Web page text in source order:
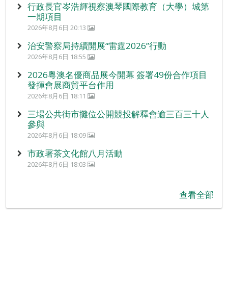
行政長官岑浩輝視察澳琴國際教育（大學）城第
一期項目
2026年8月6日 20:13
治安警察局持續開展“雷霆2026”行動
2026年8月6日 18:55
2026粵澳名優商品展今開幕 簽署49份合作項目
發揮會展商貿平台作用
2026年8月6日 18:11
三場公共街市攤位公開競投解釋會逾三百三十人
參與
2026年8月6日 18:09
市政署茶文化館八月活動
2026年8月6日 18:03
查看全部